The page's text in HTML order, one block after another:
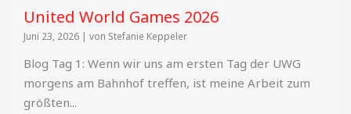
United World Games 2026
Juni 23, 2026 von Stefanie Keppeler
Blog Tag 1: Wenn wir uns am ersten Tag der UWG
morgens am Bahnhof treffen, ist meine Arbeit zum
größten...